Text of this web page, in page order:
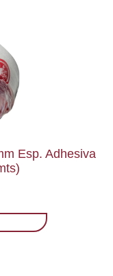
Esp. Adhesiva